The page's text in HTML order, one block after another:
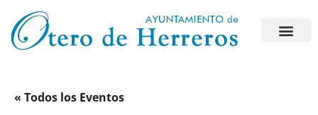
« Todos los Eventos